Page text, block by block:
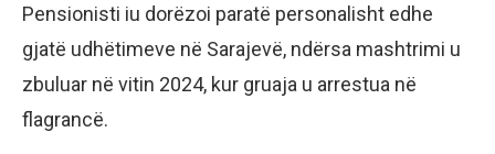
Pensionisti iu dorëzoi paratë personalisht edhe
gjatë udhëtimeve në Sarajevë, ndërsa mashtrimi u
zbuluar në vitin 2024, kur gruaja u arrestua në
flagrancë.